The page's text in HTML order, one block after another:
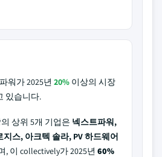
워가 2025년 20% 이상의 시장
있습니다.
상위 5개 기업은 넥스트파워,
스, 아크텍 솔라, PV 하드웨어
, 이 collectively가 2025년 60%